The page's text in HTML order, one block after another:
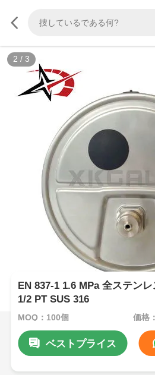
2 / 3
EN 837-1 1.6 MPa 全ステン
1/2 PT SUS 316
MOQ：100個 価格
ベストプライス